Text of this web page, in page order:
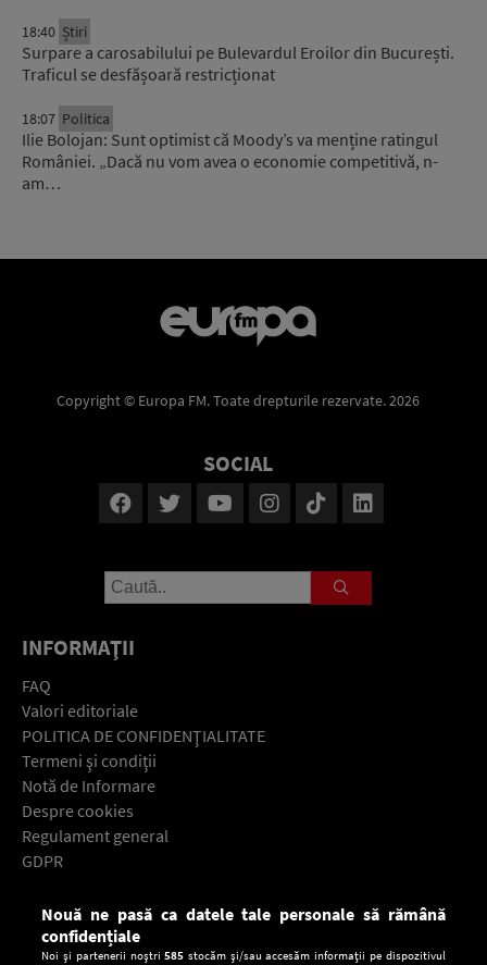
18:40 Știri
Surpare a carosabilului pe Bulevardul Eroilor din București.
Traficul se desfășoară restricționat
18:07 Politica
Ilie Bolojan: Sunt optimist că Moody’s va menține ratingul
României. „Dacă nu vom avea o economie competitivă, n-
am…
Copyright © Europa FM. Toate drepturile rezervate. 2026
SOCIAL
INFORMAŢII
FAQ
Valori editoriale
POLITICA DE CONFIDENŢIALITATE
Termeni şi condiţii
Notă de Informare
Despre cookies
Regulament general
GDPR
Descarcă gratuit aplicaţia Europa FM pentru smartphone:
Nouă ne pasă ca datele tale personale să rămână
confidențiale
Noi și partenerii noștri585 stocăm și/sau accesăm informații pe dispozitivul